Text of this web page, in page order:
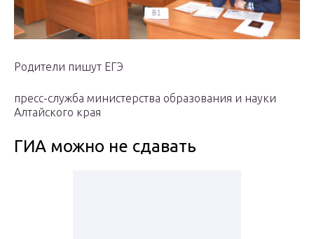
Родители пишут ЕГЭ
пресс-служба министерства образования и науки
Алтайского края
ГИА можно не сдавать